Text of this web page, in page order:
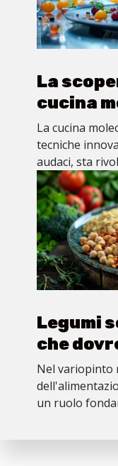
La
cucina
La cucina
tecniche
audaci, sta
Legumi
che
nella tua
Nel variopinto
un ruolo